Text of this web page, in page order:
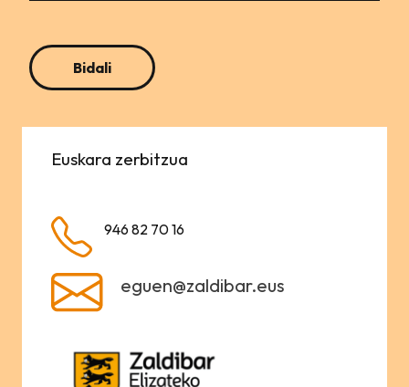
Euskara zerbitzua
946 82 70 16
eguen@zaldibar.eus